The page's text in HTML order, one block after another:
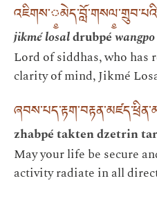
jikmé losaldrubpéwangpo
Lord of siddhas, who has
clarity of mind, Jikmé
zhabpé takten dzetrin
May your life be secure
activity radiate in all